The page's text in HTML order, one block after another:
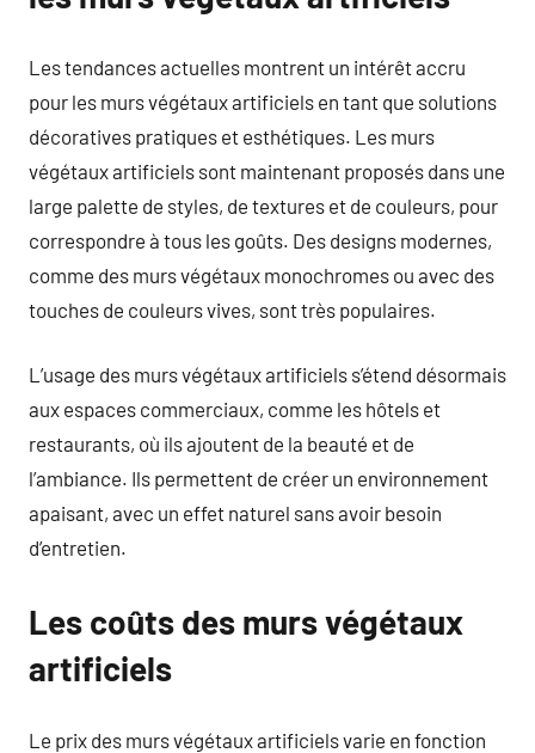
Les tendances actuelles montrent un intérêt accru
pour les murs végétaux artificiels en tant que solutions
décoratives pratiques et esthétiques. Les murs
végétaux artificiels sont maintenant proposés dans une
large palette de styles, de textures et de couleurs, pour
correspondre à tous les goûts. Des designs modernes,
comme des murs végétaux monochromes ou avec des
touches de couleurs vives, sont très populaires.
L’usage des murs végétaux artificiels s’étend désormais
aux espaces commerciaux, comme les hôtels et
restaurants, où ils ajoutent de la beauté et de
l’ambiance. Ils permettent de créer un environnement
apaisant, avec un effet naturel sans avoir besoin
d’entretien.
Les coûts des murs végétaux
artificiels
Le prix des murs végétaux artificiels varie en fonction